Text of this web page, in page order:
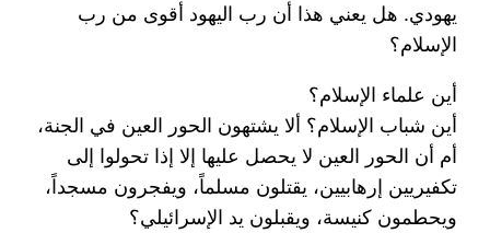
يهودي. هل يعني هذا أن رب اليهود أقوى من رب
الإسلام؟
أين علماء الإسلام؟
أين شباب الإسلام؟ ألا يشتهون الحور العين في الجنة،
أم أن الحور العين لا يحصل عليها إلا إذا تحولوا إلى
تكفيريين إرهابيين، يقتلون مسلماً، ويفجرون مسجداً،
ويحطمون كنيسة، ويقبلون يد الإسرائيلي؟